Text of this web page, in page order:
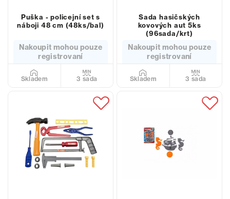
Puška - policejní set s
náboji 48 cm (48ks/bal)
Nakoupit mohou pouze
registrovaní
Skladem 3 sada
Sada hasičských
kovových aut 5ks
(96sada/krt)
Nakoupit mohou pouze
registrovaní
Skladem 3 sada